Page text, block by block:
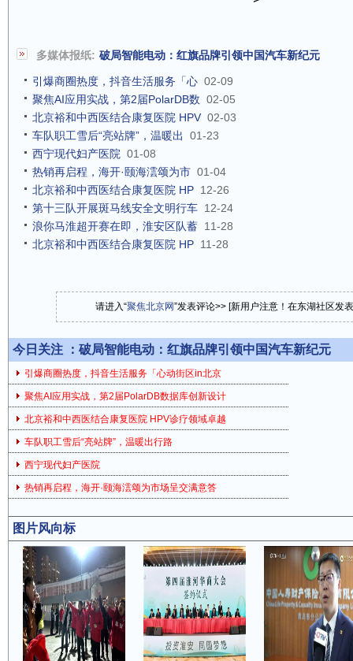
多媒体报纸: 破局智能电动：红旗品牌引领中国汽车新纪元
引爆商圈热度，抖音生活服务「心 02-09
聚焦AI应用实战，第2届PolarDB数 02-05
北京裕和中西医结合康复医院 HPV 02-03
车队职工雪后“亮站牌”，温暖出
01-23
西宁现代妇产医院 01-08
热销再启程，海开·颐海澐颂为市 01-04
北京裕和中西医结合康复医院 HP 12-26
第十三队开展斑马线安全文明行车 12-24
浪你马淮超开赛在即，淮安区队蓄 11-28
北京裕和中西医结合康复医院 HP 11-28
请进入“聚焦北京网”发表评论>> [新用户注意！在东湖社区发
今日关注 ： 破局智能电动：红旗品牌引领中国汽车新纪元
引爆商圈热度，抖音生活服务「心动街区in北京
聚焦AI应用实战，第2届PolarDB数据库创新设计
北京裕和中西医结合康复医院 HPV诊疗领域卓越
车队职工雪后“亮站牌”，温暖出行路
西宁现代妇产医院
热销再启程，海开·颐海澐颂为市场呈交满意答
图片风向标